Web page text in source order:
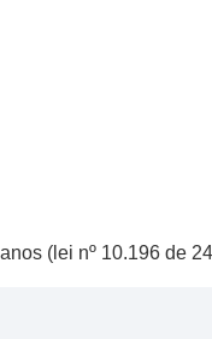
(lei nº 10.196 de